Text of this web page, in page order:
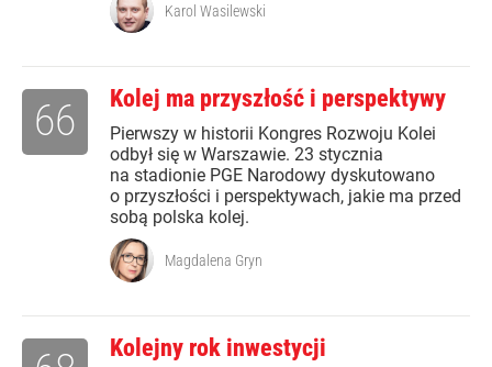
Karol Wasilewski
Kolej ma przyszłość i perspektywy
Pierwszy w historii Kongres Rozwoju Kolei
odbył się w Warszawie. 23 stycznia
na stadionie PGE Narodowy dyskutowano
o przyszłości i perspektywach, jakie ma przed
sobą polska kolej.
66
Magdalena Gryn
Kolejny rok inwestycji